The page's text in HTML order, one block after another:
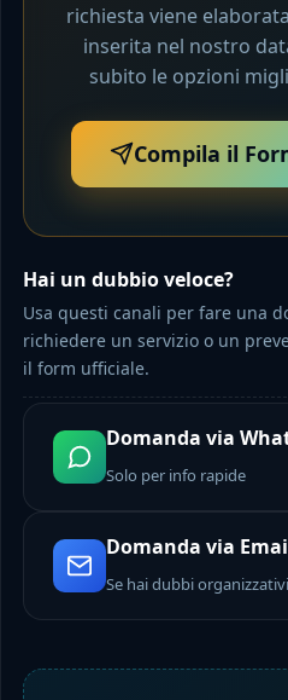
richiesta viene
inserita nel nostro
subito le opzioni
Compila il
Hai un dubbio veloce?
Usa questi canali per fare una
richiedere un servizio o un
il form ufficiale.
Domanda via
Solo per info rapide
Domanda via
Se hai dubbi organizzativi